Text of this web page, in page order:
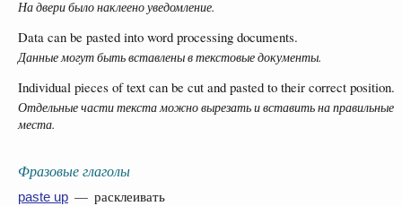
На двери было наклеено уведомление.
Data can be pasted into word processing documents.
Данные могут быть вставлены в текстовые документы.
Individual pieces of text can be cut and pasted to their correct position.
Отдельные части текста можно вырезать и вставить на правильные
места.
Фразовые глаголы
paste up — расклеивать